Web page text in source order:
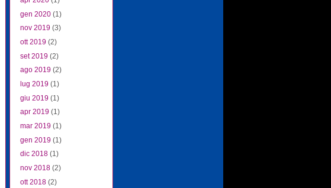
gen 2020 (1)
nov 2019 (3)
ott 2019 (2)
set 2019 (2)
ago 2019 (2)
lug 2019 (1)
giu 2019 (1)
apr 2019 (1)
mar 2019 (1)
gen 2019 (1)
dic 2018 (1)
nov 2018 (2)
ott 2018 (2)